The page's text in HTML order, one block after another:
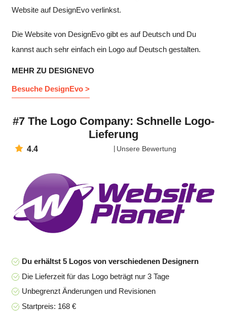
Website auf DesignEvo verlinkst.
Die Website von DesignEvo gibt es auf Deutsch und Du
kannst auch sehr einfach ein Logo auf Deutsch gestalten.
MEHR ZU DESIGNEVO
Besuche DesignEvo >
#7 The Logo Company: Schnelle Logo-
Lieferung
4.4 Unsere Bewertung
Du erhältst 5 Logos von verschiedenen Designern
Die Lieferzeit für das Logo beträgt nur 3 Tage
Unbegrenzt Änderungen und Revisionen
Startpreis: 168 €